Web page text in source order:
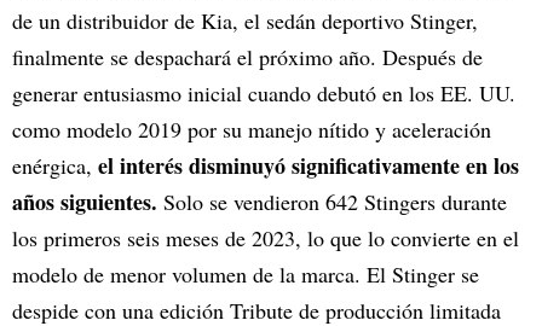
de un distribuidor de Kia, el sedán deportivo Stinger,
finalmente se despachará el próximo año. Después de
generar entusiasmo inicial cuando debutó en los EE. UU.
como modelo 2019 por su manejo nítido y aceleración
enérgica, el interés disminuyó significativamente en los
años siguientes. Solo se vendieron 642 Stingers durante
los primeros seis meses de 2023, lo que lo convierte en el
modelo de menor volumen de la marca. El Stinger se
despide con una edición Tribute de producción limitada